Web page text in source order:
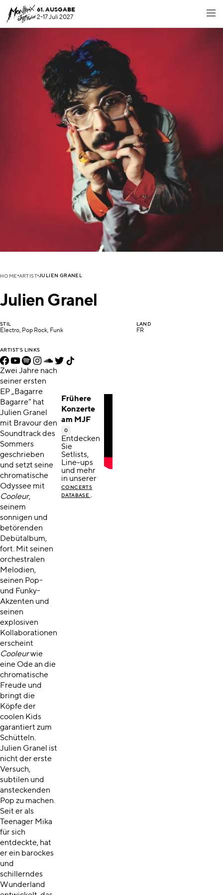
61. AUSGABE
2-17 Juli 2027
HOME ARTIST JULIEN GRANEL
Julien Granel
STIL
Electro, Pop Rock, Funk
LAND
FR
ARTIST'S LINKS
Zwei Jahre nach
seiner ersten
EP „Bagarre
Bagarre“ hat
Julien Granel
mit Bravour den
Soundtrack des
Sommers
geschrieben
und setzt seine
chromatische
Odyssee mit
Cooleur,
seinem
sonnigen und
betörenden
Debütalbum,
fort. Mit seinen
orchestralen
Melodien,
seinen Pop-
und Funky-
Akzenten und
seinen
explosiven
Kollaborationen
erscheint
Cooleurwie
eine Ode an die
chromatische
Freude und
bringt die
Köpfe der
coolen Kids
garantiert zum
Schütteln.
Julien Granel ist
nicht der erste
Versuch,
subtilen und
ansteckenden
Pop zu machen.
Seit er als
Teenager Mika
für sich
entdeckte, hat
er ein barockes
und
schillerndes
Wunderland
Frühere
Konzerte
am MJF
0
Entdecken
Sie
Setlists,
Line-ups
und mehr
in unserer
CONCERTS
DATABASE .